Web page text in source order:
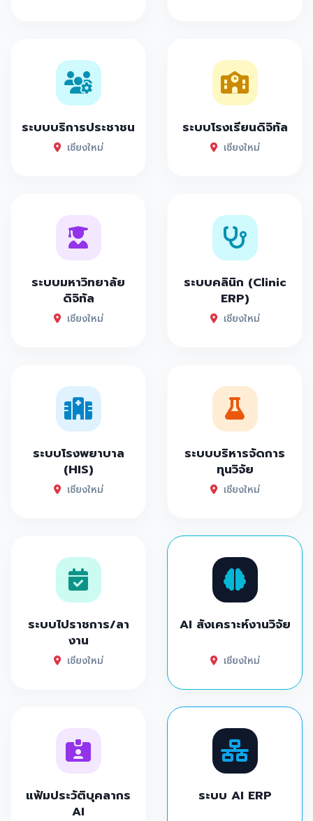
ระบบบริการประชาชน
เชียงใหม่
ระบบโรงเรียนดิจิทัล
เชียงใหม่
ระบบมหาวิทยาลัย
ดิจิทัล
เชียงใหม่
ระบบคลินิก (Clinic
ERP)
เชียงใหม่
ระบบโรงพยาบาล
(HIS)
เชียงใหม่
ระบบบริหารจัดการ
ทุนวิจัย
เชียงใหม่
ระบบไปราชการ/ลา
งาน
เชียงใหม่
AI สังเคราะห์งานวิจัย
เชียงใหม่
แฟ้มประวัติบุคลากร
AI
ระบบ AI ERP